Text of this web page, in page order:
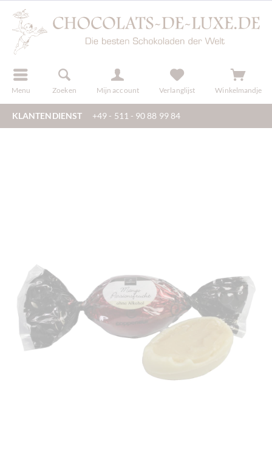
Menu Zoeken Mijn account
registreren Verlanglijst Winkelmandje
KLANTENDIENST +49 - 511 - 90 88 99 84